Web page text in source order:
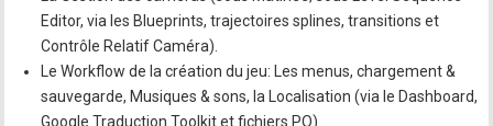
Editor, via les Blueprints, trajectoires splines, transitions et
Contrôle Relatif Caméra).
Le Workflow de la création du jeu: Les menus, chargement &
sauvegarde, Musiques & sons, la Localisation (via le Dashboard,
Google Traduction Toolkit et fichiers PO).